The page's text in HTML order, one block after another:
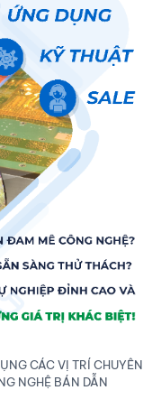
CÁC VỊ TRÍ CHUYÊN
NGHỆ BÁN DẪN